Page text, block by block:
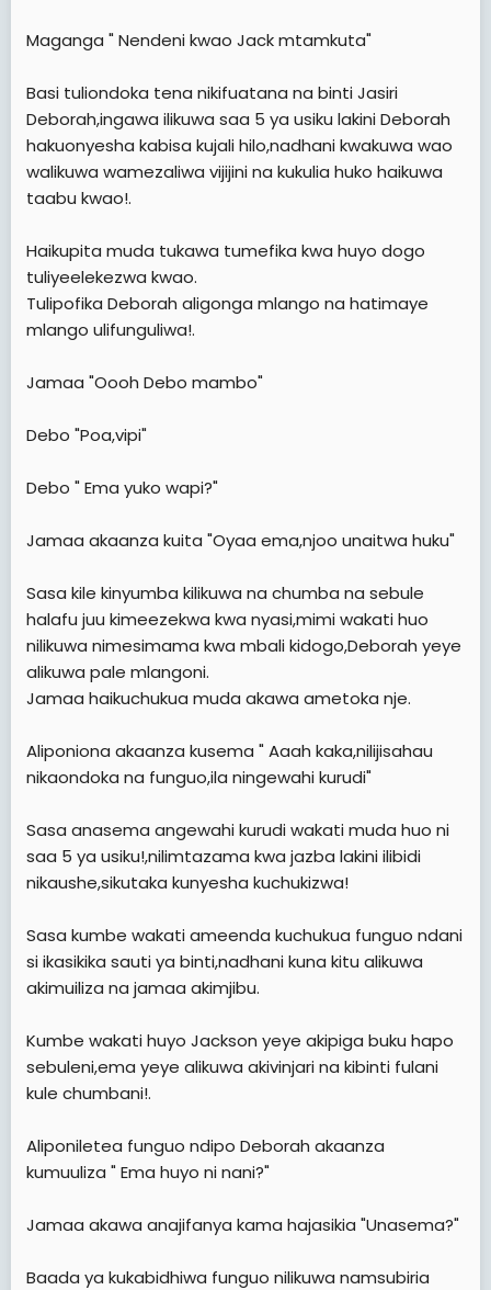
Maganga " Nendeni kwao Jack mtamkuta"
Basi tuliondoka tena nikifuatana na binti Jasiri
Deborah,ingawa ilikuwa saa 5 ya usiku lakini Deborah
hakuonyesha kabisa kujali hilo,nadhani kwakuwa wao
walikuwa wamezaliwa vijijini na kukulia huko haikuwa
taabu kwao!.
Haikupita muda tukawa tumefika kwa huyo dogo
tuliyeelekezwa kwao.
Tulipofika Deborah aligonga mlango na hatimaye
mlango ulifunguliwa!.
Jamaa "Oooh Debo mambo"
Debo "Poa,vipi"
Debo " Ema yuko wapi?"
Jamaa akaanza kuita "Oyaa ema,njoo unaitwa huku"
Sasa kile kinyumba kilikuwa na chumba na sebule
halafu juu kimeezekwa kwa nyasi,mimi wakati huo
nilikuwa nimesimama kwa mbali kidogo,Deborah yeye
alikuwa pale mlangoni.
Jamaa haikuchukua muda akawa ametoka nje.
Aliponiona akaanza kusema " Aaah kaka,nilijisahau
nikaondoka na funguo,ila ningewahi kurudi"
Sasa anasema angewahi kurudi wakati muda huo ni
saa 5 ya usiku!,nilimtazama kwa jazba lakini ilibidi
nikaushe,sikutaka kunyesha kuchukizwa!
Sasa kumbe wakati ameenda kuchukua funguo ndani
si ikasikika sauti ya binti,nadhani kuna kitu alikuwa
akimuiliza na jamaa akimjibu.
Kumbe wakati huyo Jackson yeye akipiga buku hapo
sebuleni,ema yeye alikuwa akivinjari na kibinti fulani
kule chumbani!.
Aliponiletea funguo ndipo Deborah akaanza
kumuuliza " Ema huyo ni nani?"
Jamaa akawa anajifanya kama hajasikia "Unasema?"
Baada ya kukabidhiwa funguo nilikuwa namsubiria